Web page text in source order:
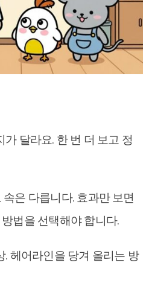
달라요. 한 번 더 보고 정
은 다릅니다. 효과만 보면
법을 선택해야 합니다.
. 헤어라인을 당겨 올리는 방